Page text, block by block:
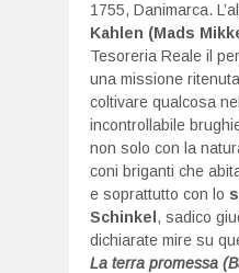
1755, Danimarca.
Kahlen (Mads
Tesoreria Reale il
una missione
coltivare qualcosa
incontrollabile
non solo con la
coni briganti che
e soprattutto con lo
Schinkel , sadico
dichiarate mire su
La terra promessa